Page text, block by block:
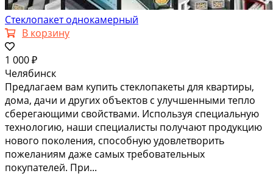
Стеклопакет однокамерный
В корзину
1 000 ₽
Челябинск
Предлагаем вам купить стеклопакеты для квартиры,
дома, дачи и других объектов с улучшенными тепло
сберегающими свойствами. Используя специальную
технологию, наши специалисты получают продукцию
нового поколения, способную удовлетворить
пожеланиям даже самых требовательных
покупателей. При...